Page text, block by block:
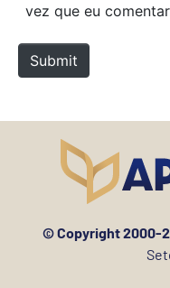
e
vez que eu
Submit
© Copyright 2000-